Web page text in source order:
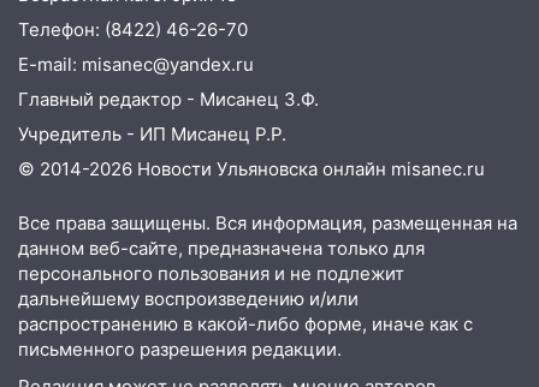
05:30 Астрологи назвали самый
опасный день августа: что ждет каждый
знак 5 августа
04.08.2026
23:27 Прокуратура проверяет
22:33 Прокуратура проверяет
спортивные объекты в Старой Майне
21:01 Ульяновцев приглашают сдать
кровь: День донора пройдёт 6 августа
20:17
Ульяновская область девятую
Телефон: (8422) 46-26-70
E-mail: misanec@yandex.ru
Главный редактор - Мисанец З.Ф.
Учредитель - ИП Мисанец Р.Р.
© 2014-2026 Новости Ульяновска онлайн misanec.ru
Все права защищены. Вся информация, размещенная на
данном веб-сайте, предназначена только для
персонального пользования и не подлежит
дальнейшему воспроизведению и/или
распространению в какой-либо форме, иначе как с
письменного разрешения редакции.